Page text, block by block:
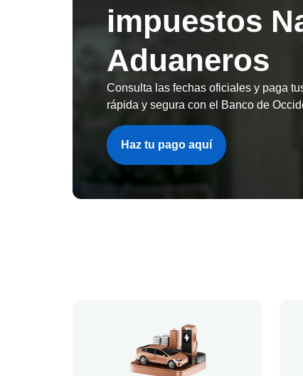
impuestos
Aduaneros
Consulta las fechas oficiales y paga
rápida y segura con el Banco de
Haz tu pago aquí